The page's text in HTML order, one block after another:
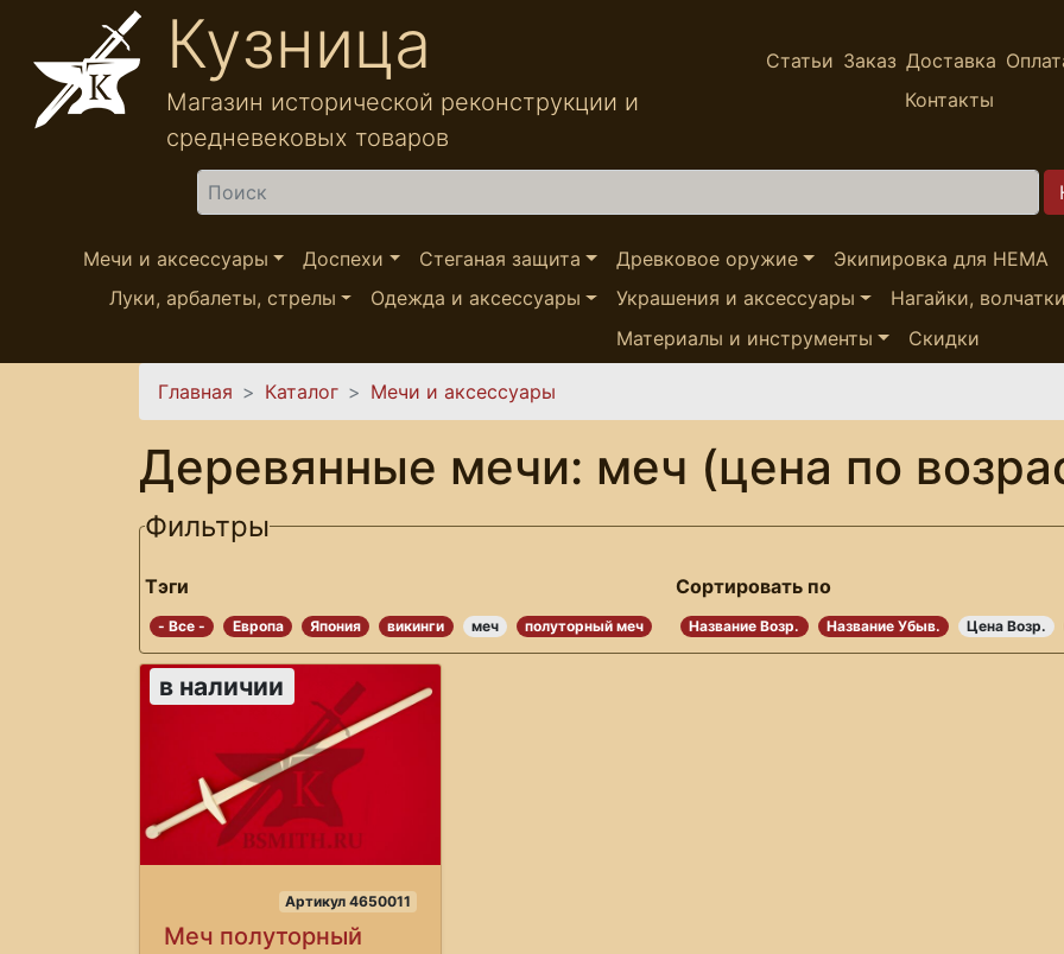
Перейти к основному содержанию
Кузница
Магазин исторической реконструкции и
средневековых товаров
Статьи Заказ Доставка
Контакты
Найти
Мечи и аксессуары Доспехи Стеганая защита Древковое оружие Экипировка для HEMA
Луки, арбалеты, стрелы
Одежда и аксессуары Украшения и аксессуары Нагайки, волчатки
Материалы и инструменты
Скидки
Вы здесь
Главная Каталог Мечи и аксессуары
Деревянные мечи: меч (цена по
Фильтры
Тэги
- Все - Европа Япония викинги меч полуторный меч
Сортировать по
Название Возр. Название Убыв. Цена Возр.
в наличии
Артикул 4650011
Меч полуторный